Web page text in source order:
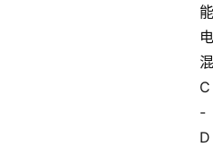
能
电
混
C
-
D